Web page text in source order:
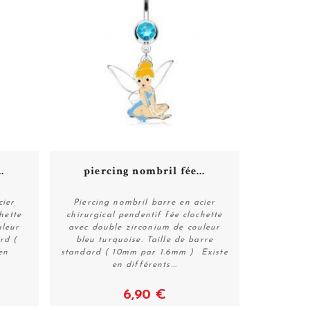
(
Voir
piercing nombril fée...
Piercing nombril barre en acier
chirurgical pendentif fée clochette
avec double zirconium de couleur
bleu turquoise. Taille de barre
standard ( 10mm par 1.6mm ) Existe
en différents...
6,90 €